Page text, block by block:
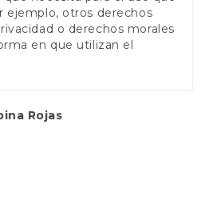
ejemplo, otros derechos
o derechos morales
en que utilizan el
Rojas